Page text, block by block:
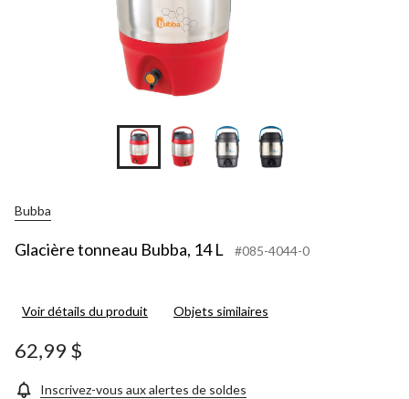
Bubba
Glacière tonneau Bubba, 14 L #085-4044-0
Voir détails du produit Objets similaires
62,99 $
Inscrivez-vous aux alertes de soldes